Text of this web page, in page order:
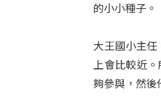
的小小種子。
大王國小主
上會比較近
夠參與，然後